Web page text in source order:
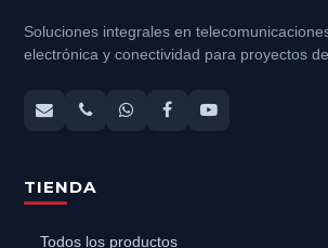
Soluciones integrales en
electrónica y conectividad para proyectos
TIENDA
Todos los productos